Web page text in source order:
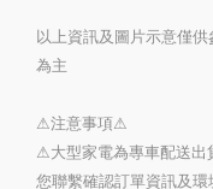
以上資訊及圖片示意僅
為主
⚠注意事項⚠
⚠大型家電為專車配送出
您聯繫確認訂單資訊及